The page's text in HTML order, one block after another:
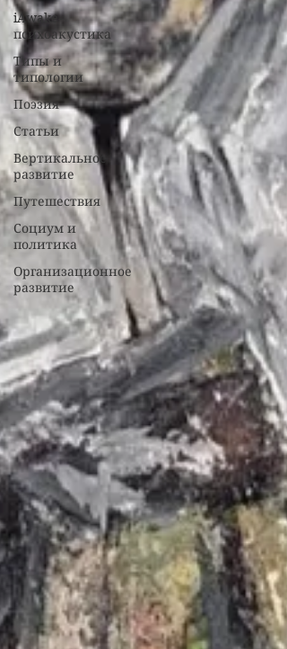
iAwake-
психоакустика
Типы и
типологии
Поэзия
Статьи
Вертикальное
развитие
Путешествия
Социум и
политика
Организационное
развитие